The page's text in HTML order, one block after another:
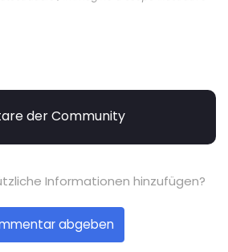
der Community
Informationen hinzufügen?
abgeben